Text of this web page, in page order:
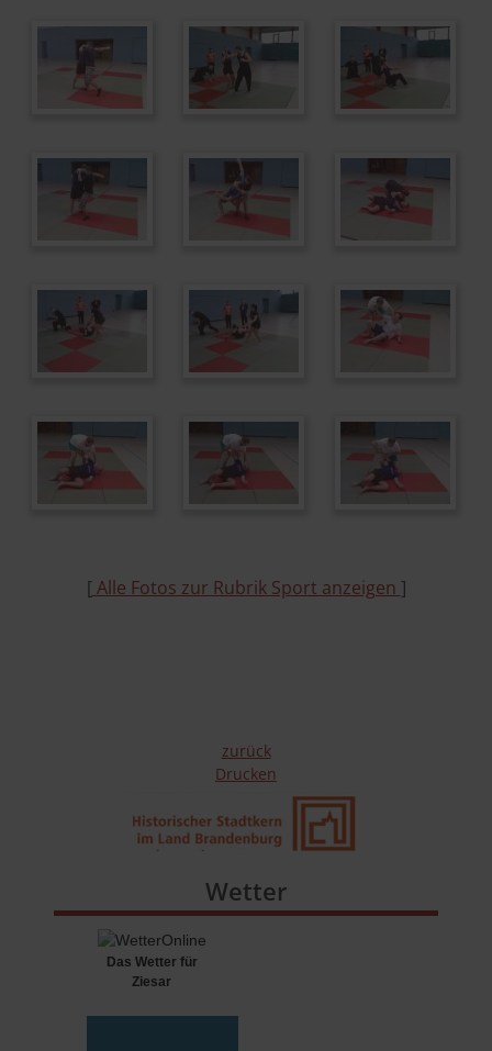
[Alle Fotos zur Rubrik Sport anzeigen ]
zurück
Drucken
Wetter
Das Wetter für
Ziesar